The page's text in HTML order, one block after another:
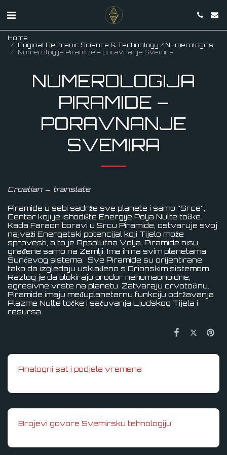
Home
Original Germanic Science & Technology / Numerologics
Numerologija Piramide – poravnanje Svemira
NUMEROLOGIJA
PIRAMIDE –
PORAVNANJE
SVEMIRA
Croatian → translate
Piramide u sebi sadrže sve planete i samo “Srce”,
Centar koji je ishodište Energije Polja Nulte točke.
Kada Faraon boravi u Srcu Piramide, ostvaruje svoj
najveži Energetski potencijal koji Tijelo može
sprovesti, a to je Apsolutna Volja. Piramide nisu
građene samo na Zemlji. Ima ih na svim planetama
Sunčevog sistema. Sve Piramide su orijentirane
tako da izgledaju usklađeno s Orionskim sistemom.
Razlog je da blokiraju prodor nehumaonoidne,
agresivne vrste na planetu. Zatvaraju crvotočinu.
Piramide imaju međuplanetarnu funkciju održavanja
Plazme Nulte točke i sačuvanja Ljudskog Tijela i
resursa.
Analogni sat i podjela vremena
Brojevi govore Svemirsku tehnologiju